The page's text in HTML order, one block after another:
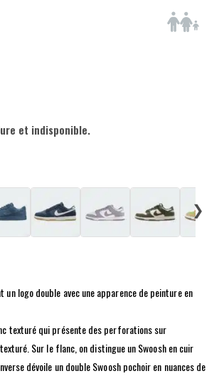
et indisponible.
❯
un logo double avec une apparence de peinture en
texturé qui présente des perforations sur
Sur le flanc, on distingue un Swoosh en cuir
dévoile un double Swoosh pochoir en nuances de